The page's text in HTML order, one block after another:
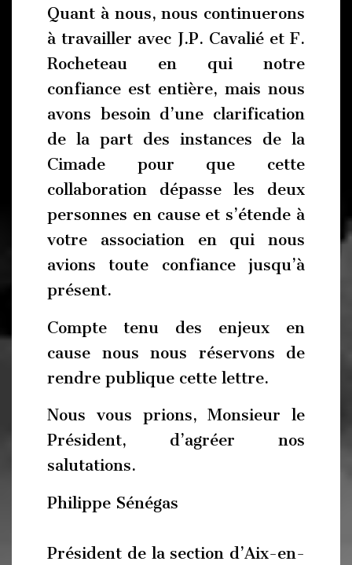
Quant à nous, nous continuerons
à travailler avec J.P. Cavalié et F.
Rocheteau en qui notre
confiance est entière, mais nous
avons besoin d’une clarification
de la part des instances de la
Cimade pour que cette
collaboration dépasse les deux
personnes en cause et s’étende à
votre association en qui nous
avions toute confiance jusqu’à
présent.
Compte tenu des enjeux en
cause nous nous réservons de
rendre publique cette lettre.
Nous vous prions, Monsieur le
Président, d’agréer nos
salutations.
Philippe Sénégas
Président de la section d’Aix-en-